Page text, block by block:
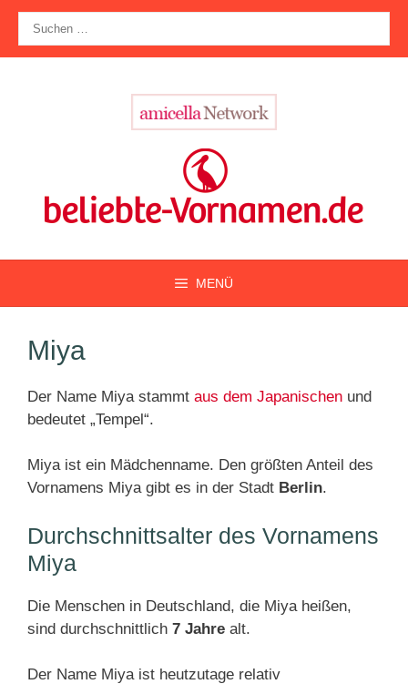
Zum
Inhalt
springen
nach:
MENÜ
Miya
Der Name Miya stammt aus dem Japanischen und
bedeutet „Tempel“.
Miya ist ein Mädchenname. Den größten Anteil des
Vornamens Miya gibt es in der Stadt Berlin.
Durchschnittsalter des Vornamens
Miya
Die Menschen in Deutschland, die Miya heißen,
sind durchschnittlich 7 Jahre alt.
Der Name Miya ist heutzutage relativ